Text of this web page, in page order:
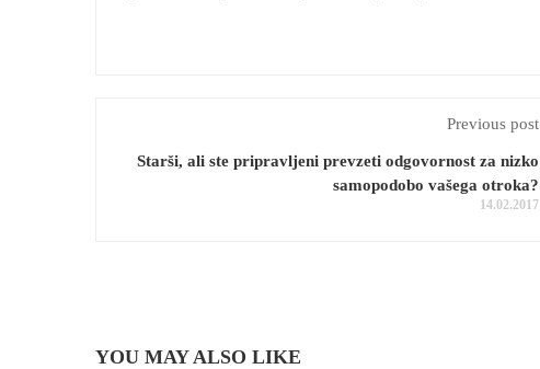
Previous post
Starši, ali ste pripravljeni prevzeti odgovornost za nizko
samopodobo vašega otroka?
14.02.2017
YOU MAY ALSO LIKE